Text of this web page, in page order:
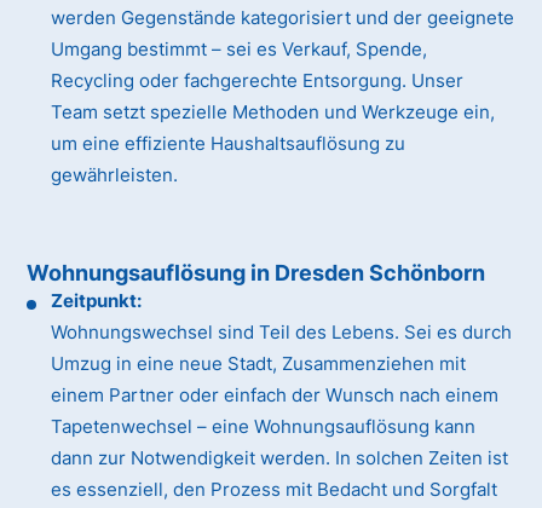
werden Gegenstände kategorisiert und der geeignete
Umgang bestimmt – sei es Verkauf, Spende,
Recycling oder fachgerechte Entsorgung. Unser
Team setzt spezielle Methoden und Werkzeuge ein,
um eine effiziente Haushaltsauflösung zu
gewährleisten.
Wohnungsauflösung in Dresden Schönborn
Zeitpunkt:
Wohnungswechsel sind Teil des Lebens. Sei es durch
Umzug in eine neue Stadt, Zusammenziehen mit
einem Partner oder einfach der Wunsch nach einem
Tapetenwechsel – eine Wohnungsauflösung kann
dann zur Notwendigkeit werden. In solchen Zeiten ist
es essenziell, den Prozess mit Bedacht und Sorgfalt